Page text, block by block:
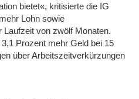
bietet«, kritisierte die IG
Lohn sowie
von zwölf Monaten.
Prozent mehr Geld bei 15
über Arbeitszeitverkürzungen